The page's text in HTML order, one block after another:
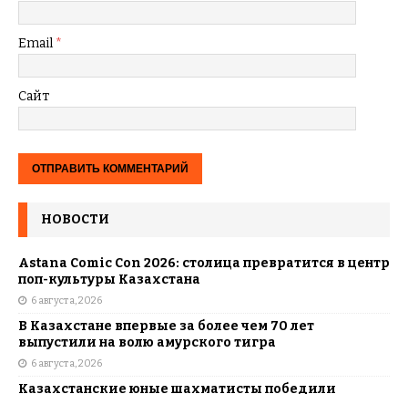
Email *
Сайт
НОВОСТИ
Astana Comic Con 2026: столица превратится в центр
поп-культуры Казахстана
6 августа, 2026
В Казахстане впервые за более чем 70 лет
выпустили на волю амурского тигра
6 августа, 2026
Казахстанские юные шахматисты победили